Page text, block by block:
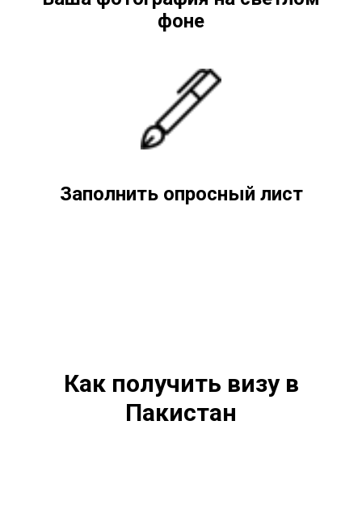
фоне
Заполнить опросный лист
Как получить визу в
Пакистан